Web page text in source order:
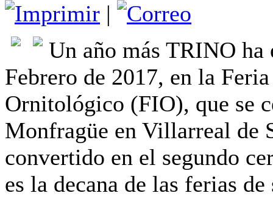
|
Un año más TRINO ha
Febrero de 2017, en la
Ornitológico (FIO), que se
Monfragüe en Villarreal de
convertido en el segundo
es la decana de las ferias